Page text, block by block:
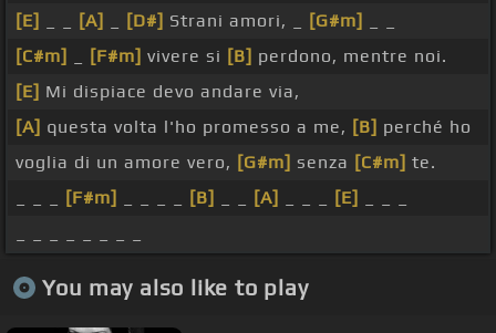
[E] [A] [D#] Strani amori, _ [G#m]
[C#m]
[F#m] vivere si [B] perdono, mentre noi.
[E] Mi dispiace devo andare via,
[A] questa volta l'ho promesso a me, [B] perché ho
voglia di un amore vero, [G#m] senza [C#m] te.
[F#m] [B] [A] [E]
You may also like to play